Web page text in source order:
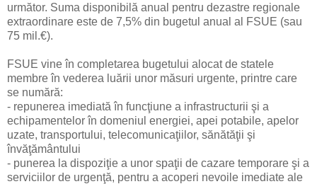
următor. Suma disponibilă anual pentru dezastre regionale
extraordinare este de 7,5% din bugetul anual al FSUE (sau
75 mil.€).
FSUE vine în completarea bugetului alocat de statele
membre în vederea luării unor măsuri urgente, printre care
se numără:
- repunerea imediată în funcţiune a infrastructurii şi a
echipamentelor în domeniul energiei, apei potabile, apelor
uzate, transportului, telecomunicaţiilor, sănătăţii şi
învăţământului
- punerea la dispoziţie a unor spaţii de cazare temporare şi a
serviciilor de urgenţă, pentru a acoperi nevoile imediate ale